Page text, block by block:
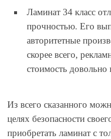
Ламинат 34 класс
прочностью. Его
авторитетные
скорее всего,
стоимость довольно
Из всего сказанного
целях безопасности
приобретать ламинат с